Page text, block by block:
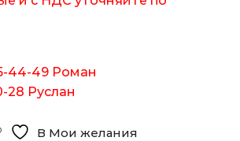
44-49 Роман
28 Руслан
В Мои желания